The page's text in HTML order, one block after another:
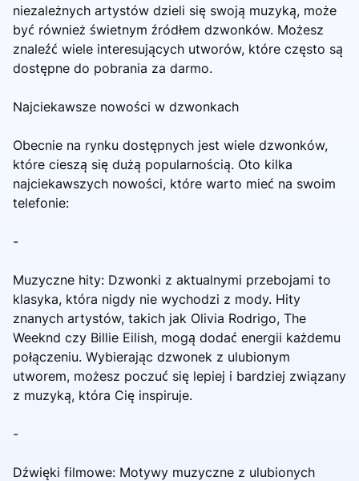
niezależnych artystów dzieli się swoją muzyką, może
być również świetnym źródłem dzwonków. Możesz
znaleźć wiele interesujących utworów, które często są
dostępne do pobrania za darmo.
Najciekawsze nowości w dzwonkach
Obecnie na rynku dostępnych jest wiele dzwonków,
które cieszą się dużą popularnością. Oto kilka
najciekawszych nowości, które warto mieć na swoim
telefonie:
-
Muzyczne hity: Dzwonki z aktualnymi przebojami to
klasyka, która nigdy nie wychodzi z mody. Hity
znanych artystów, takich jak Olivia Rodrigo, The
Weeknd czy Billie Eilish, mogą dodać energii każdemu
połączeniu. Wybierając dzwonek z ulubionym
utworem, możesz poczuć się lepiej i bardziej związany
z muzyką, która Cię inspiruje.
-
Dźwięki filmowe: Motywy muzyczne z ulubionych